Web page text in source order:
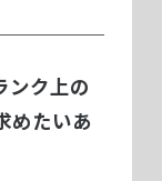
ンク上の
めたいあ